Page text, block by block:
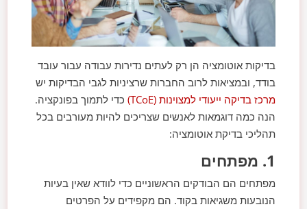
בדיקות אוטומציה הן רק לעתים נדירות עבודה עבור עובד
בודד, ובמציאות לרוב החברות שרציניות לגבי הבדיקות יש
מרכז בדיקה ייעודי למצוינות (TCoE)
כדי לתמוך בפונקציה.
הנה כמה דוגמאות לאנשים שצריכים להיות מעורבים בכל
תהליכי בדיקת אוטומציה:
1. מפתחים
מפתחים הם הבודקים הראשוניים כדי לוודא שאין בעיות
הנובעות משגיאות בקוד. הם מקפידים על הפרטים